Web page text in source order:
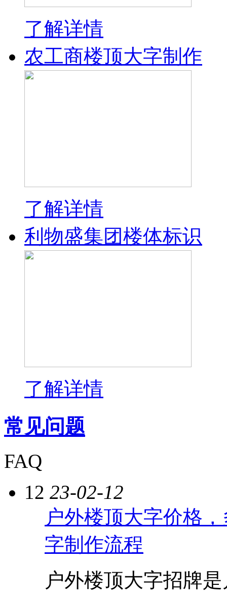
了解详情
农工商楼顶大字制作
了解详情
利物盛集团楼体标识
了解详情
常见问题
FAQ
12 23-02-12
户外楼顶大字价格
字制作流程
户外楼顶大字招牌